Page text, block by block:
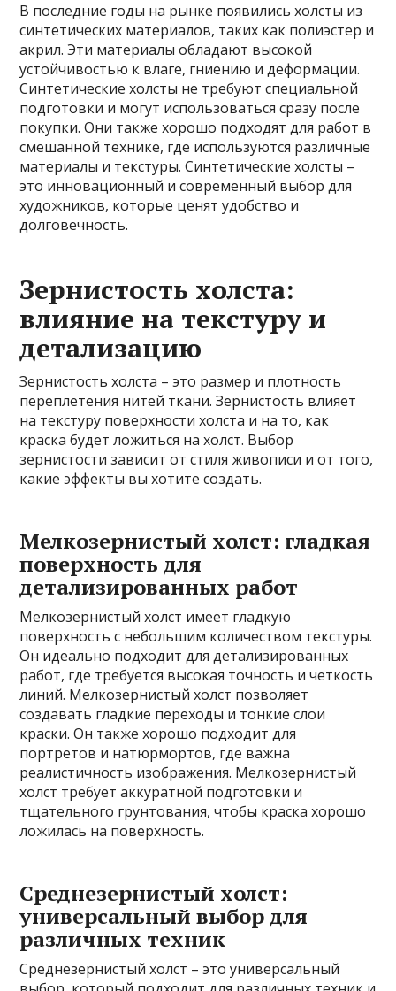
В последние годы на рынке появились холсты из
синтетических материалов, таких как полиэстер и
акрил. Эти материалы обладают высокой
устойчивостью к влаге, гниению и деформации.
Синтетические холсты не требуют специальной
подготовки и могут использоваться сразу после
покупки. Они также хорошо подходят для работ в
смешанной технике, где используются различные
материалы и текстуры. Синтетические холсты –
это инновационный и современный выбор для
художников, которые ценят удобство и
долговечность.
Зернистость холста:
влияние на текстуру и
детализацию
Зернистость холста – это размер и плотность
переплетения нитей ткани. Зернистость влияет
на текстуру поверхности холста и на то, как
краска будет ложиться на холст. Выбор
зернистости зависит от стиля живописи и от того,
какие эффекты вы хотите создать.
Мелкозернистый холст: гладкая
поверхность для
детализированных работ
Мелкозернистый холст имеет гладкую
поверхность с небольшим количеством текстуры.
Он идеально подходит для детализированных
работ, где требуется высокая точность и четкость
линий. Мелкозернистый холст позволяет
создавать гладкие переходы и тонкие слои
краски. Он также хорошо подходит для
портретов и натюрмортов, где важна
реалистичность изображения. Мелкозернистый
холст требует аккуратной подготовки и
тщательного грунтования, чтобы краска хорошо
ложилась на поверхность.
Среднезернистый холст:
универсальный выбор для
различных техник
Среднезернистый холст – это универсальный